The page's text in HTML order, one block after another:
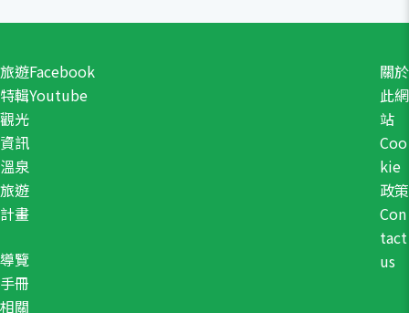
旅遊
特輯
觀光
資訊
溫泉
旅遊
計畫
導覽
手冊
相關
關於
此網
站
Coo
kie
政策
Con
tact
us
Facebook
Youtube